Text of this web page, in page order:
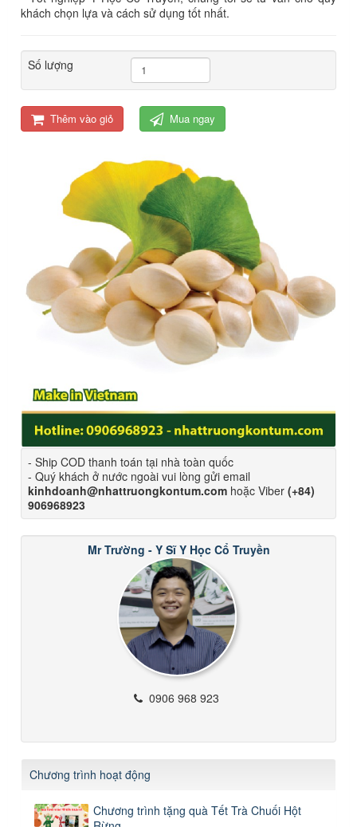
khách chọn lựa và cách sử dụng tốt nhất.
Số lượng
Thêm vào giỏ Mua ngay
- Ship COD thanh toán tại nhà toàn quốc
- Quý khách ở nước ngoài vui lòng gửi email
kinhdoanh@nhattruongkontum.com hoặc Viber (+84)
906968923
Mr Trường - Y Sĩ Y Học Cổ Truyền
0906 968 923
Chương trình hoạt động
Chương trình tặng quà Tết Trà Chuối Hột